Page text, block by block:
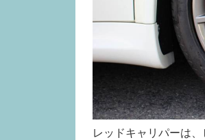
レッドキャリパーは